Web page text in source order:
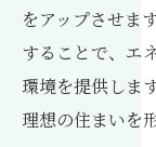
をアップさせま
することで、エ
環境を提供しま
理想の住まいを